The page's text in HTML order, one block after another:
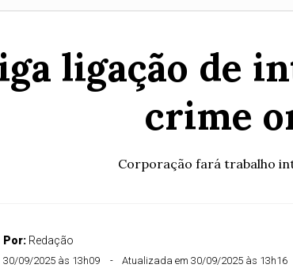
ligação de
crime
Corporação fará trabalho
Por: Redação
30/09/2025 às 13h09 Atualizada em 30/09/2025 às 13h16